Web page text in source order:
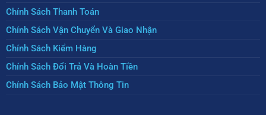
Chính Sách Thanh Toán
Chính Sách Vận Chuyển Và Giao Nhận
Chính Sách Kiểm Hàng
Chính Sách Đổi Trả Và Hoàn Tiền
Chính Sách Bảo Mật Thông Tin